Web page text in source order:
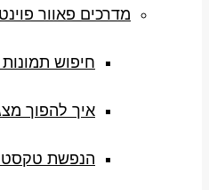
מדרכים פאוור פוינט
חיפוש
איך להפוך
הנפשת טקסט